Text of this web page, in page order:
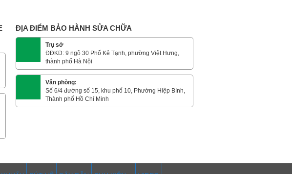
ĐỊA ĐIỂM BẢO HÀNH SỬA CHỮA
Trụ sở
ĐĐKD: 9 ngõ 30 Phố Kẻ Tạnh, phường Việt Hưng,
thành phố Hà Nội
Văn phòng:
Số 6/4 đường số 15, khu phố 10, Phường Hiệp Bình,
Thành phố Hồ Chí Minh